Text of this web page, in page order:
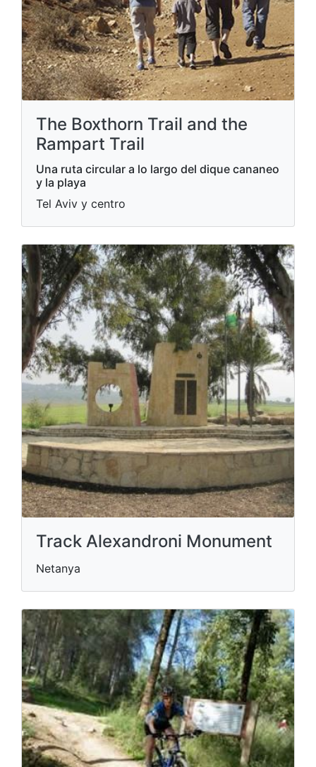
The Boxthorn Trail and the
Rampart Trail
Una ruta circular a lo largo del dique cananeo
y la playa
Tel Aviv y centro
Track Alexandroni Monument
Netanya